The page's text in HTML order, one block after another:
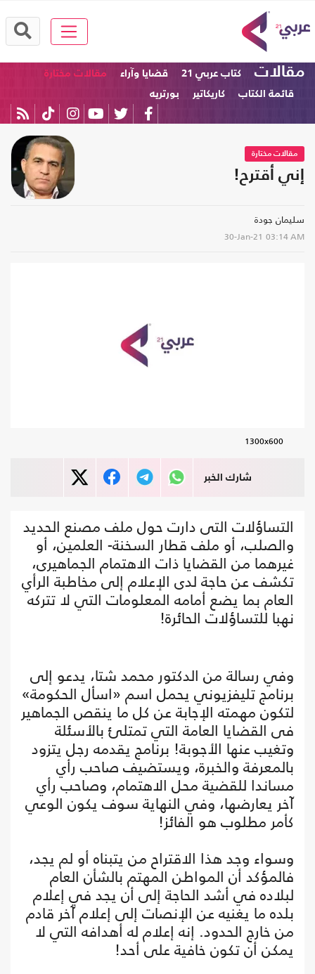
مقالات كتاب عربي 21 قضايا وآراء
مقالات مختارة
قائمة الكتاب
كاريكاتير بورتريه
مقالات مختارة
إني أقترح!
سليمان جودة
30-Jan-21 03:14 AM
1300x600
شارك الخبر
التساؤلات التى دارت حول ملف مصنع الحديد
والصلب، أو ملف قطار السخنة- العلمين، أو
غيرهما من القضايا ذات الاهتمام الجماهيرى،
تكشف عن حاجة لدى الإعلام إلى مخاطبة الرأي
العام بما يضع أمامه المعلومات التي لا تتركه
نهبا للتساؤلات الحائرة!
وفي رسالة من الدكتور محمد شتا، يدعو إلى
برنامج تليفزيوني يحمل اسم «اسأل الحكومة»
لتكون مهمته الإجابة عن كل ما ينقص الجماهير
فى القضايا العامة التي تمتلئ بالأسئلة
وتغيب عنها الأجوبة! برنامج يقدمه رجل يتزود
بالمعرفة والخبرة، ويستضيف صاحب رأي
مساندا للقضية محل الاهتمام، وصاحب رأي
آخر يعارضها، وفي النهاية سوف يكون الوعي
كأمر مطلوب هو الفائز!
وسواء وجد هذا الاقتراح من يتبناه أو لم يجد،
فالمؤكد أن المواطن المهتم بالشأن العام
لبلاده في أشد الحاجة إلى أن يجد في إعلام
بلده ما يغنيه عن الإنصات إلى إعلام آخر قادم
من خارج الحدود. إنه إعلام له أهدافه التي لا
يمكن أن تكون خافية على أحد!